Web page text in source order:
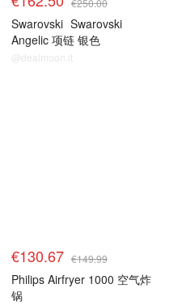
€250.00
Swarovski Swarovski
Angelic 项链 银色
@dealmoon.it
€130.67 €149.99
Philips Airfryer 1000 空气炸
锅